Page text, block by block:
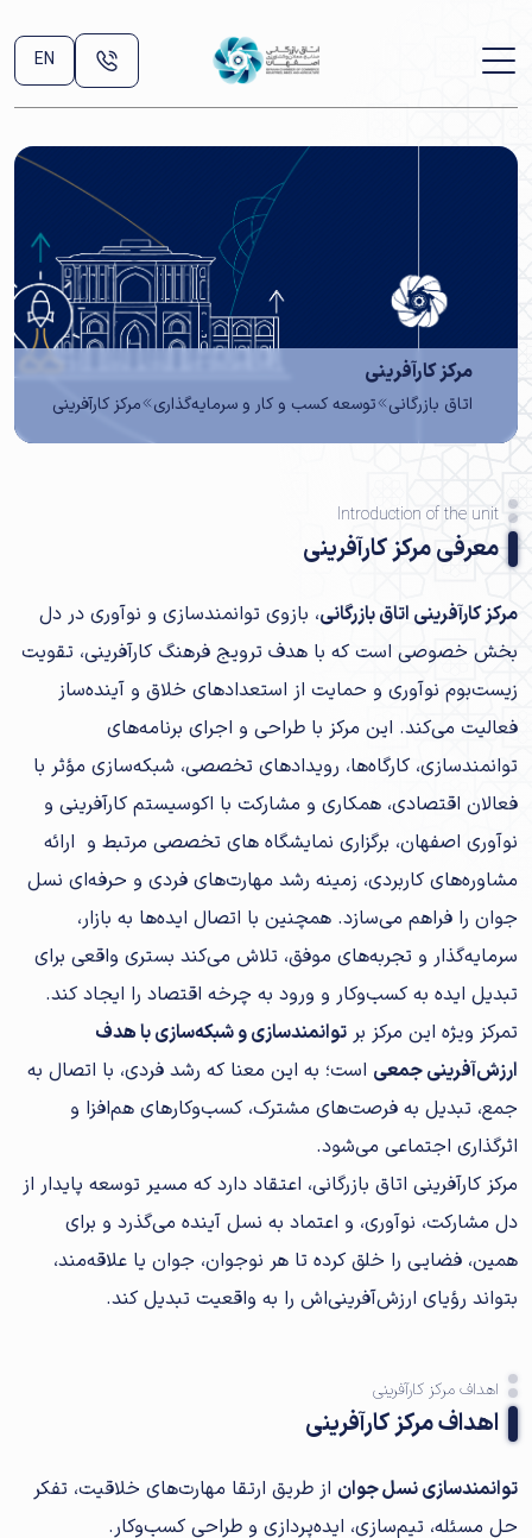
EN
مرکز کارآفرینی
اتاق بازرگانی توسعه کسب و کار و سرمایه‌گذاری مرکز کارآفرینی
Introduction of the unit
معرفی مرکز کارآفرینی
مرکز کارآفرینی اتاق بازرگانی، بازوی توانمندسازی و نوآوری در دل
بخش خصوصی است که با هدف ترویج فرهنگ کارآفرینی، تقویت
زیست‌بوم نوآوری و حمایت از استعدادهای خلاق و آینده‌ساز
فعالیت می‌کند. این مرکز با طراحی و اجرای برنامه‌های
توانمندسازی، کارگاه‌ها، رویدادهای تخصصی، شبکه‌سازی مؤثر با
فعالان اقتصادی، همکاری و مشارکت با اکوسیستم کارآفرینی و
نوآوری اصفهان، برگزاری نمایشگاه های تخصصی مرتبط و ارائه
مشاوره‌های کاربردی، زمینه‌ رشد مهارت‌های فردی و حرفه‌ای نسل
جوان را فراهم می‌سازد. همچنین با اتصال ایده‌ها به بازار،
سرمایه‌گذار و تجربه‌های موفق، تلاش می‌کند بستری واقعی برای
تبدیل ایده به کسب‌وکار و ورود به چرخه اقتصاد را ایجاد کند.
تمرکز ویژه این مرکز بر توانمندسازی و شبکه‌سازی با هدف
ارزش‌آفرینی جمعی است؛ به این معنا که رشد فردی، با اتصال به
جمع، تبدیل به فرصت‌های مشترک، کسب‌وکارهای هم‌افزا و
اثرگذاری اجتماعی می‌شود.
مرکز کارآفرینی اتاق بازرگانی، اعتقاد دارد که مسیر توسعه پایدار از
دل مشارکت، نوآوری، و اعتماد به نسل آینده می‌گذرد و برای
همین، فضایی را خلق کرده تا هر نوجوان، جوان یا علاقه‌مند،
بتواند رؤیای ارزش‌آفرینی‌اش را به واقعیت تبدیل کند.
اهداف مرکز کارآفرینی
اهداف مرکز کارآفرینی
توانمندسازی نسل جوان از طریق ارتقا مهارت‌های خلاقیت، تفکر
حل مسئله، تیم‌سازی، ایده‌پردازی و طراحی کسب‌وکار.